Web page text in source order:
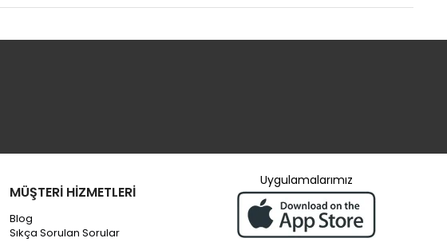
MÜŞTERİ HİZMETLERİ
Blog
Sıkça Sorulan Sorular
Uygulamalarımız